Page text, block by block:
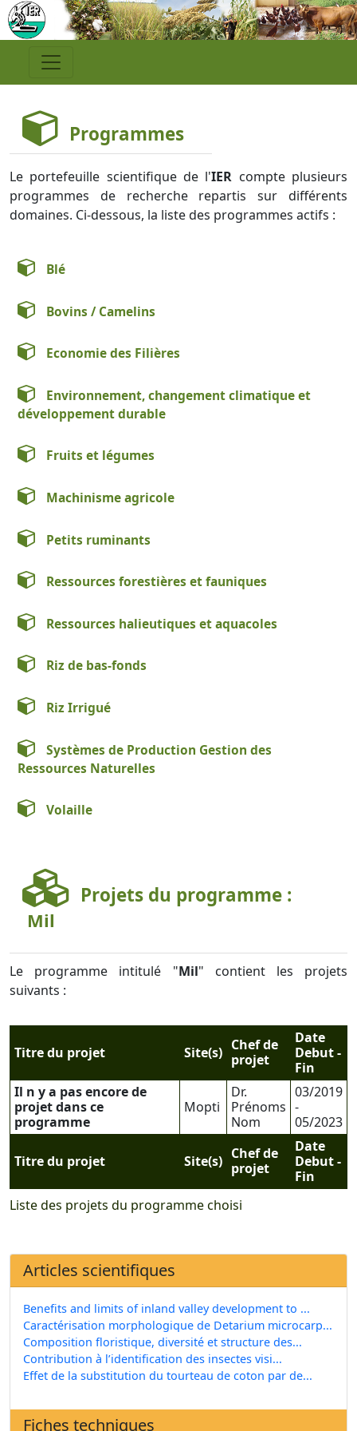
Programmes
Le portefeuille scientifique de l'IER compte plusieurs
programmes de recherche repartis sur différents
domaines. Ci-dessous, la liste des programmes actifs :
Blé
Bovins / Camelins
Economie des Filières
Environnement, changement climatique et
développement durable
Fruits et légumes
Machinisme agricole
Petits ruminants
Ressources forestières et fauniques
Ressources halieutiques et aquacoles
Riz de bas-fonds
Riz Irrigué
Systèmes de Production Gestion des
Ressources Naturelles
Volaille
Projets du programme :
Mil
Le programme intitulé "Mil" contient les projets
suivants :
Liste des projets du programme choisi
Titre du projet Site(s) Chef de
projet
Date
Debut -
Fin
Titre du projet Site(s) Chef de
projet
Date
Debut -
Fin
Il n y a pas encore de
projet dans ce
programme
Mopti
Dr.
Prénoms
Nom
03/2019
-
05/2023
Articles scientifiques
Benefits and limits of inland valley development to ...
Caractérisation morphologique de Detarium microcarp...
Composition floristique, diversité et structure des...
Contribution à l’identification des insectes visi...
Effet de la substitution du tourteau de coton par de...
Fiches techniques